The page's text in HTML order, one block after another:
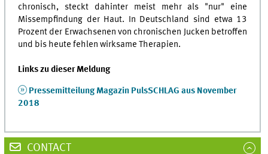
chronisch, steckt dahinter meist mehr als "nur" eine
Missempfindung der Haut. In Deutschland sind etwa 13
Prozent der Erwachsenen von chronischen Jucken betroffen
und bis heute fehlen wirksame Therapien.
Links zu dieser Meldung
Pressemitteilung Magazin PulsSCHLAG aus November
2018
CONTACT